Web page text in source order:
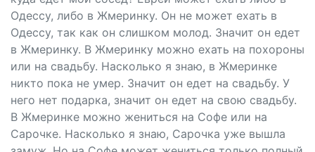
Одессу, либо в Жмеринку. Он не может ехать в
Одессу, так как он слишком молод. Значит он едет
в Жмеринку. В Жмеринку можно ехать на похороны
или на свадьбу. Насколько я знаю, в Жмеринке
никто пока не умер. Значит он едет на свадьбу. У
него нет подарка, значит он едет на свою свадьбу.
В Жмеринке можно жениться на Софе или на
Сарочке. Насколько я знаю, Сарочка уже вышла